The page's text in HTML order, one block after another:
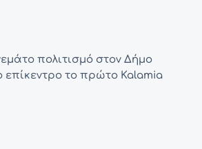
πολιτισμό στον Δήμο
επίκεντρο το πρώτο Kalamia